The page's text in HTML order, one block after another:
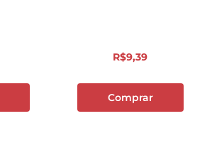
R$9,39
Comprar